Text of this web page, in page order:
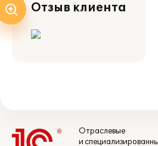
Отзыв клиента
Отраслевые
и